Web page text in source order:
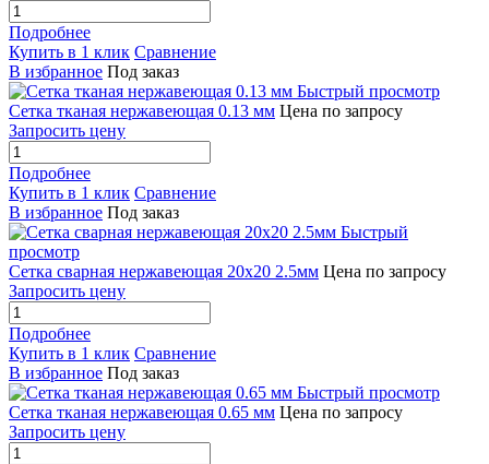
Подробнее
Купить в 1 клик Сравнение
В избранное Под заказ
Быстрый просмотр
Сетка тканая нержавеющая 0.13 мм Цена по запросу
Запросить цену
Подробнее
Купить в 1 клик Сравнение
В избранное Под заказ
Быстрый
просмотр
Сетка сварная нержавеющая 20х20 2.5мм Цена по запросу
Запросить цену
Подробнее
Купить в 1 клик Сравнение
В избранное Под заказ
Быстрый просмотр
Сетка тканая нержавеющая 0.65 мм Цена по запросу
Запросить цену